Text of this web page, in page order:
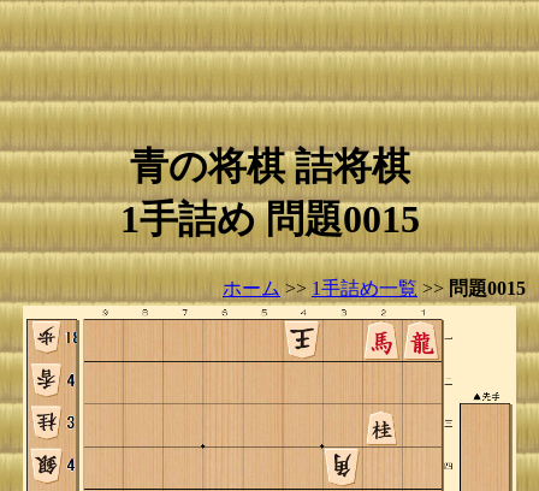
青の将棋 詰将棋
1手詰め 問題0015
ホーム >> 1手詰め一覧 >> 問題0015